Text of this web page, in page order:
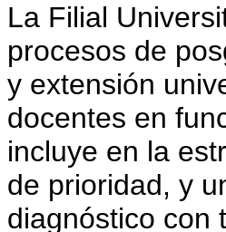
La Filial
procesos de
y extensión
docentes en
incluye en la
de prioridad, y
diagnóstico con